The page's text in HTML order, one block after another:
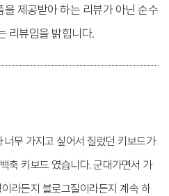
제공받아 하는 리뷰가 아닌 순수
리뷰임을 밝힙니다.
무 가지고 싶어서 질렀던 키보드가
축 키보드 였습니다. 군대가면서 가
라든지 블로그질이라든지 계속 하